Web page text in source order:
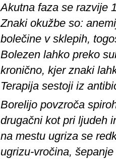
Akutna faza se razvije
Znaki okužbe so:
bolečine v sklepih,
Bolezen lahko preko
kronično, kjer znaki
Terapija sestoji iz
Borelijo povzroča
drugačni kot pri ljudeh
na mestu ugriza se
ugrizu-vročina,